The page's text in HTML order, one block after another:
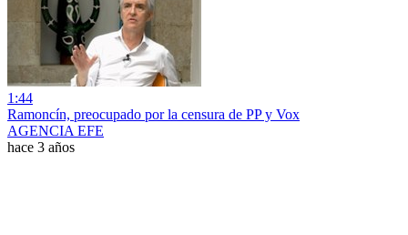
1:44
Ramoncín, preocupado por la censura de PP y Vox
AGENCIA EFE
hace 3 años